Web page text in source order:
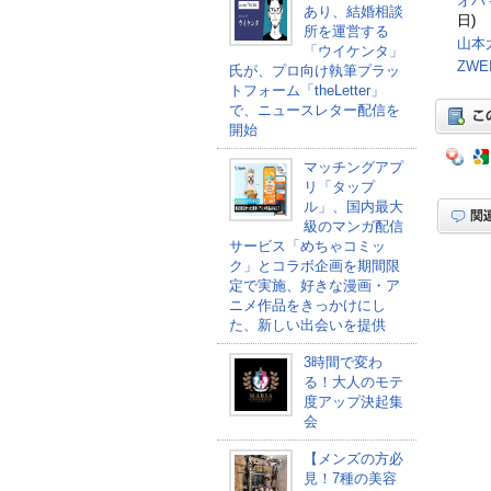
あり、結婚相談
所を運営する
「ウイケンタ」
氏が、プロ向け執筆プラッ
トフォーム「theLetter」
で、ニュースレター配信を
開始
マッチングアプ
リ「タップ
ル」、国内最大
級のマンガ配信
サービス「めちゃコミッ
ク」とコラボ企画を期間限
定で実施、好きな漫画・ア
ニメ作品をきっかけにし
た、新しい出会いを提供
3時間で変わ
る！大人のモテ
度アップ決起集
会
【メンズの方必
見！7種の美容
日)
山本